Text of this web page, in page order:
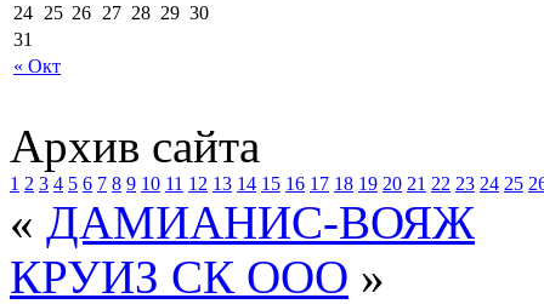
« Окт
24 25 26 27 28 29 30
31
Архив сайта
1 2 3 4 5 6 7 8 9 10 11 12 13 14 15 16 17 18 19 20 21 22 23 24 25
« ДАМИАНИС-ВОЯЖ
КРУИЗ СК ООО »